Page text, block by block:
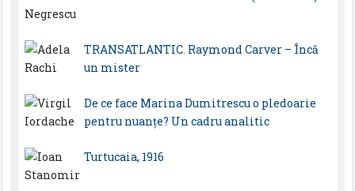
TRANSATLANTIC. Raymond Carver – Încă
un mister
De ce face Marina Dumitrescu o pledoarie
pentru nuanțe? Un cadru analitic
Turtucaia, 1916